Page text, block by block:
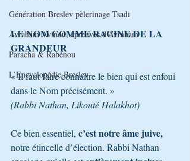
Génération Breslev pèlerinage Tsadi
Avraham Avinou, épreuves d’Avraham
Paracha & Rabénou
L’Encyclopédie Breslev
LE NOM COMME RACINE DE LA
GRANDEUR
« Il faut faire connaître le bien qui est enfoui
dans le Nom précisément. »
(Rabbi Nathan, Likouté Halakhot)
Ce bien essentiel, c’est notre âme juive,
notre étincelle d’élection. Rabbi Nathan